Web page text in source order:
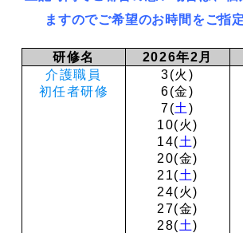
ますのでご希望のお時間をご指
研修名 2026年2月
介護職員
初任者研修
3(火)
6(金)
7(土)
10(火)
14(土)
20(金)
21(土)
24(火)
27(金)
28(土)